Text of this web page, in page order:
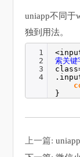
uniapp不同于
独到用法。
1
2
3
4
索关键
}
上一篇: